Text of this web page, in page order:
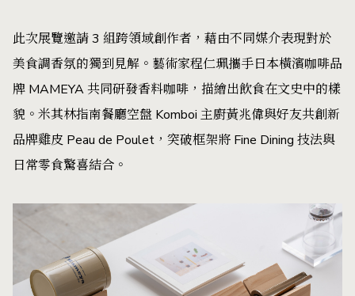
此次展覽邀請 3 組跨領域創作者，藉由不同媒介表現對於
美食調香氛的獨到見解。藝術家程仁珮攜手日本橫濱咖啡品
牌 MAMEYA 共同研發香料咖啡，描繪出飲食在文史中的樣
貌。米其林指南餐廳空盤 Komboi 主廚黃兆偉與好友共創新
品牌雞皮 Peau de Poulet，突破框架將 Fine Dining 技法與
日常零食驚喜結合。